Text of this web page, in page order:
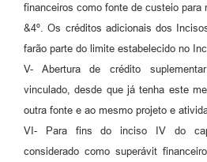
financeiros como fonte de custeio para
&4º. Os créditos adicionais dos
farão parte do limite estabelecido no
V- Abertura de crédito
vinculado, desde que já tenha este
outra fonte e ao mesmo projeto e
VI- Para fins do inciso IV do
considerado como superávit